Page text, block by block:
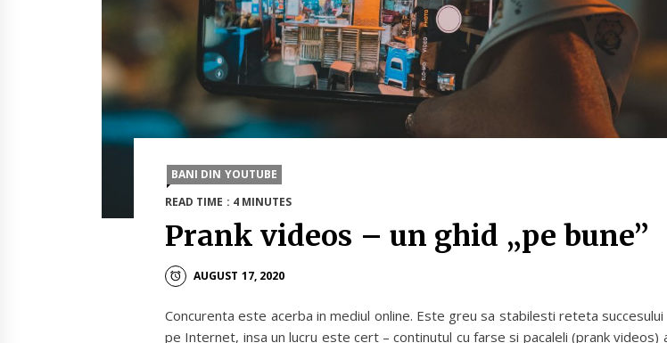
BANI DIN YOUTUBE
READ TIME : 4 MINUTES
Prank videos – un ghid „pe bune”
AUGUST 17, 2020
Concurenta este acerba in mediul online. Este greu sa stabilesti reteta succesului
pe Internet, insa un lucru este cert – continutul cu farse si pacaleli (prank videos)